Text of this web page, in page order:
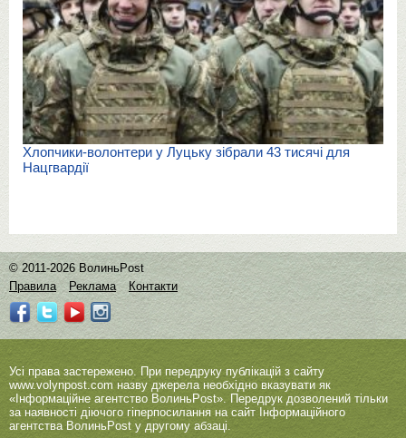
Хлопчики-волонтери у Луцьку зібрали 43 тисячі для
Нацгвардії
© 2011-2026 ВолиньPost
Правила
Реклама Контакти
Усі права застережено. При передруку публікацій з сайту
www.volynpost.com назву джерела необхідно вказувати як
«Інформаційне агентство ВолиньPost». Передрук дозволений тільки
за наявності діючого гіперпосилання на сайт Інформаційного
агентства ВолиньPost у другому абзаці.